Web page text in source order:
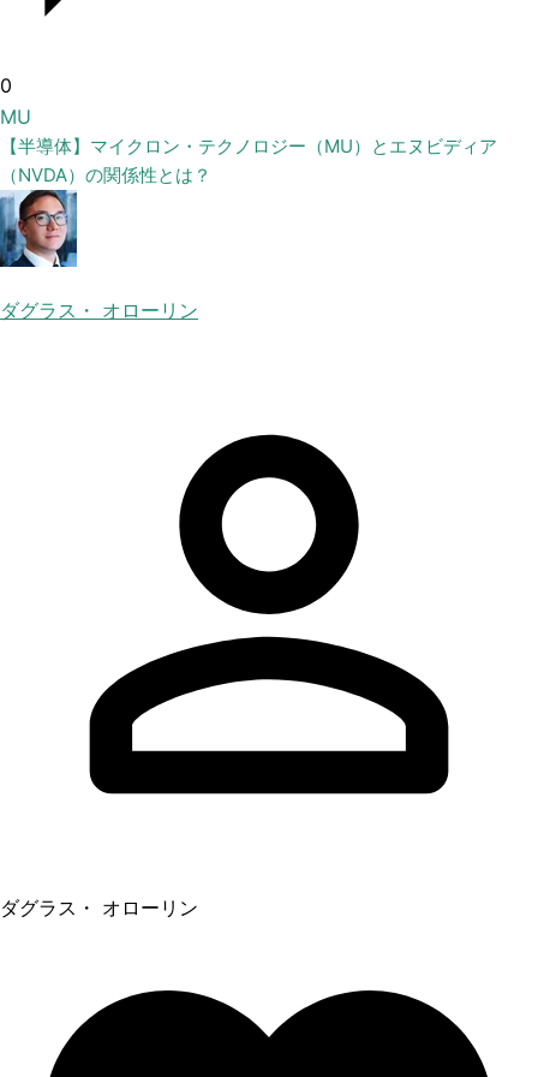
0
MU
【半導体】マイクロン・テクノロジー（MU）とエヌビディア
（NVDA）の関係性とは？
ダグラス・ オローリン
ダグラス・ オローリン